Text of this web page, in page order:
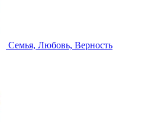
Семья, Любовь, Верность